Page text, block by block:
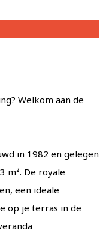
Welkom aan de
in 1982 en gelegen
m². De royale
een ideale
op je terras in de